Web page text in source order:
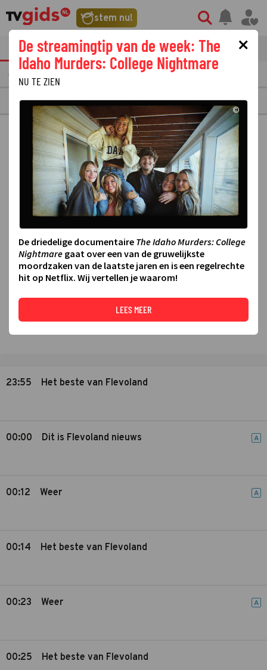
stem nu!
tvgids streaming nieuws
12 DONDERDAG
OMROEP FLEVOLAND
23:55 Het beste van Flevoland
00:00 Dit is Flevoland nieuws A
00:12 Weer A
00:14 Het beste van Flevoland
00:23 Weer A
00:25 Het beste van Flevoland
×
De streamingtip van de week: The
Idaho Murders: College Nightmare
NU TE ZIEN
©
De driedelige documentaire The Idaho Murders: College
Nightmare gaat over een van de gruwelijkste
moordzaken van de laatste jaren en is een regelrechte
hit op Netflix. Wij vertellen je waarom!
LEES MEER